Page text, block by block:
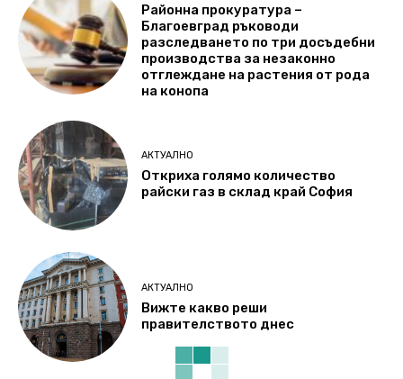
Районна прокуратура –
Благоевград ръководи
разследването по три досъдебни
производства за незаконно
отглеждане на растения от рода
на конопа
АКТУАЛНО
Откриха голямо количество
райски газ в склад край София
АКТУАЛНО
Вижте какво реши
правителството днес